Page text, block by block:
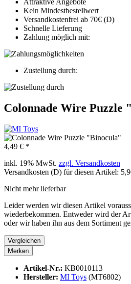
Attraktive Angebote
Kein Mindestbestellwert
Versandkostenfrei ab 70€ (D)
Schnelle Lieferung
Zahlung möglich mit:
Zustellung durch:
Colonnade Wire Puzzle
4,49 € *
inkl. 19% MwSt. zzgl. Versandkosten
Versandkosten (D) für diesen Artikel:
Nicht mehr lieferbar
Leider werden wir diesen Artikel
wiederbekommen. Entweder wird der
oder wir haben ihn aus dem Sortiment
Vergleichen
Merken
Artikel-Nr.: KB0010113
Hersteller: MI Toys (MT6802)